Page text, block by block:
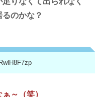
のかな？
～（笑）